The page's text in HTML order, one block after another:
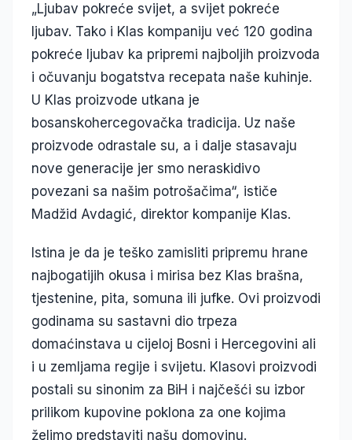
„Ljubav pokreće svijet, a svijet pokreće
ljubav. Tako i Klas kompaniju već 120 godina
pokreće ljubav ka pripremi najboljih proizvoda
i očuvanju bogatstva recepata naše kuhinje.
U Klas proizvode utkana je
bosanskohercegovačka tradicija. Uz naše
proizvode odrastale su, a i dalje stasavaju
nove generacije jer smo neraskidivo
povezani sa našim potrošačima“, ističe
Madžid Avdagić, direktor kompanije Klas.
Istina je da je teško zamisliti pripremu hrane
najbogatijih okusa i mirisa bez Klas brašna,
tjestenine, pita, somuna ili jufke. Ovi proizvodi
godinama su sastavni dio trpeza
domaćinstava u cijeloj Bosni i Hercegovini ali
i u zemljama regije i svijetu. Klasovi proizvodi
postali su sinonim za BiH i najčešći su izbor
prilikom kupovine poklona za one kojima
želimo predstaviti našu domovinu.